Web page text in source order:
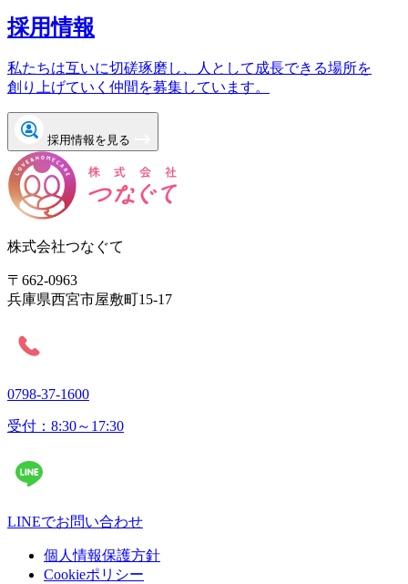
採用情報
私たちは互いに切磋琢磨し、人として成長できる場所を
創り上げていく仲間を募集しています。
採用情報を見る
株式会社つなぐて
〒662-0963
兵庫県西宮市屋敷町15-17
0798-37-1600
受付：8:30～17:30
LINEでお問い合わせ
個人情報保護方針
Cookieポリシー